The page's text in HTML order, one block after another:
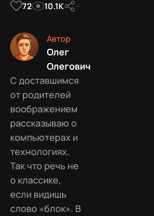
72 10.1К
Автор
Олег
Олегович
С доставшимся
от родителей
воображением
рассказываю о
компьютерах и
технологиях.
Так что речь не
о классике,
если видишь
слово «блок». В